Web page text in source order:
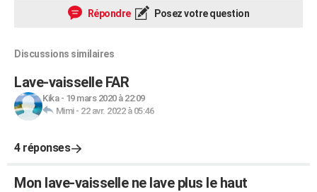
Répondre Posez votre question
Discussions similaires
Lave-vaisselle FAR
Kika- 19 mars 2020 à 22:09
Mimi- 22 avr. 2022 à 05:46
4 réponses
Mon lave-vaisselle ne lave plus le haut